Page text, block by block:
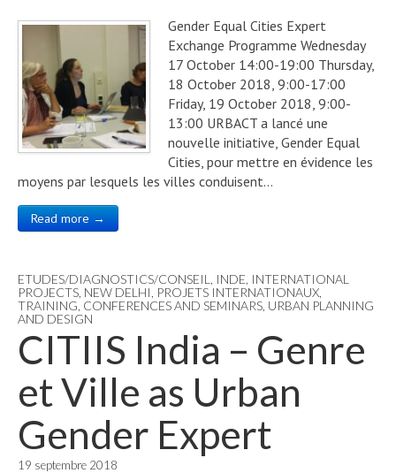
Gender Equal Cities Expert
Exchange Programme Wednesday
17 October 14:00-19:00 Thursday,
18 October 2018, 9:00-17:00
Friday, 19 October 2018, 9:00-
13:00 URBACT a lancé une
nouvelle initiative, Gender Equal
Cities, pour mettre en évidence les
moyens par lesquels les villes conduisent…
Read more →
ETUDES/DIAGNOSTICS/CONSEIL INDE INTERNATIONAL
PROJECTS NEW DELHI PROJETS INTERNATIONAUX
TRAINING, CONFERENCES AND SEMINARS URBAN PLANNING
AND DESIGN
CITIIS India – Genre
et Ville as Urban
Gender Expert
19 septembre 2018